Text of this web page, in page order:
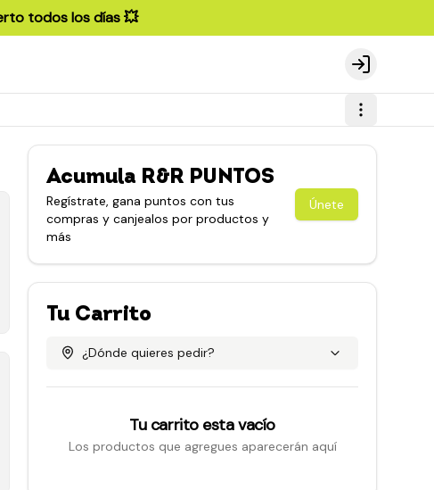
todos los días 💥
Login
Acumula R&R PUNTOS
Regístrate, gana puntos con tus
compras y canjealos por productos y
más
Únete
Tu Carrito
¿Dónde quieres pedir?
Tu carrito esta vacío
Los productos que agregues aparecerán aquí